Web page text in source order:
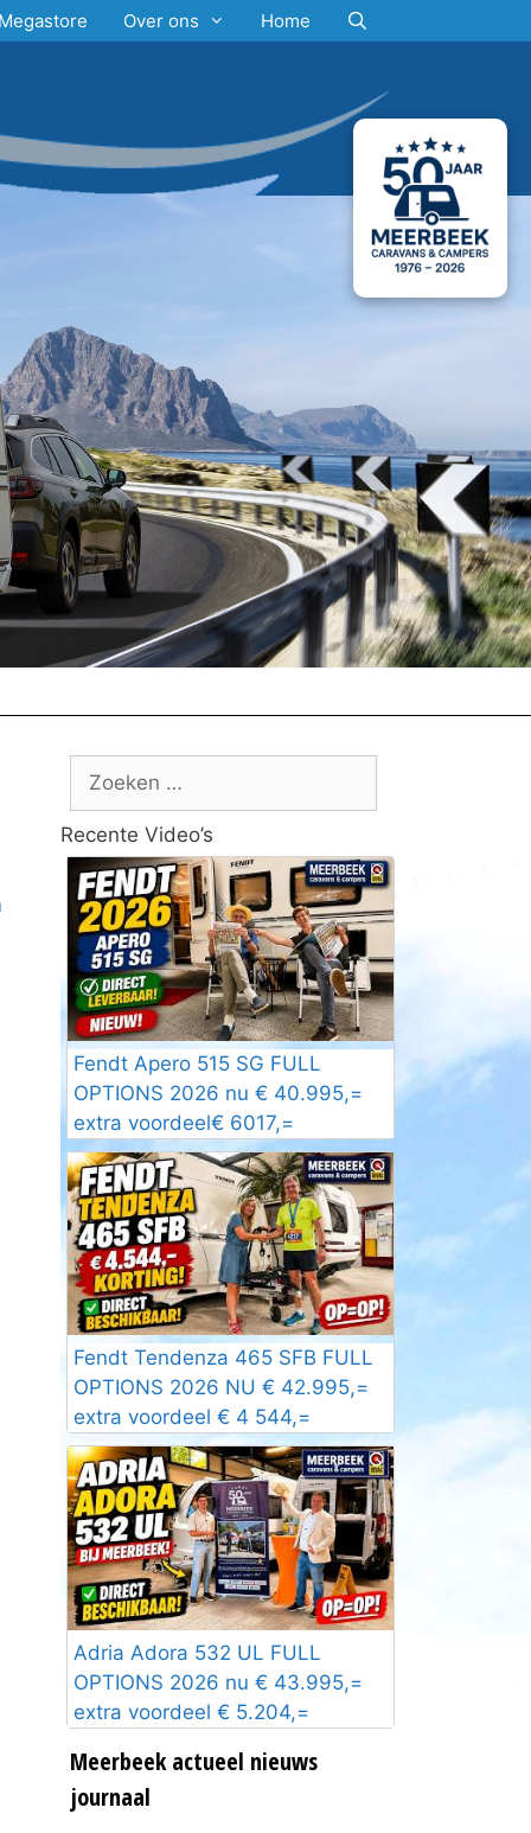
Over ons Home
Zoek
Recente Video’s
Fendt Apero 515 SG FULL
OPTIONS 2026 nu € 40.995,=
extra voordeel€ 6017,=
Fendt Tendenza 465 SFB FULL
OPTIONS 2026 NU € 42.995,=
extra voordeel € 4 544,=
Adria Adora 532 UL FULL
OPTIONS 2026 nu € 43.995,=
extra voordeel € 5.204,=
Meerbeek actueel nieuws
journaal